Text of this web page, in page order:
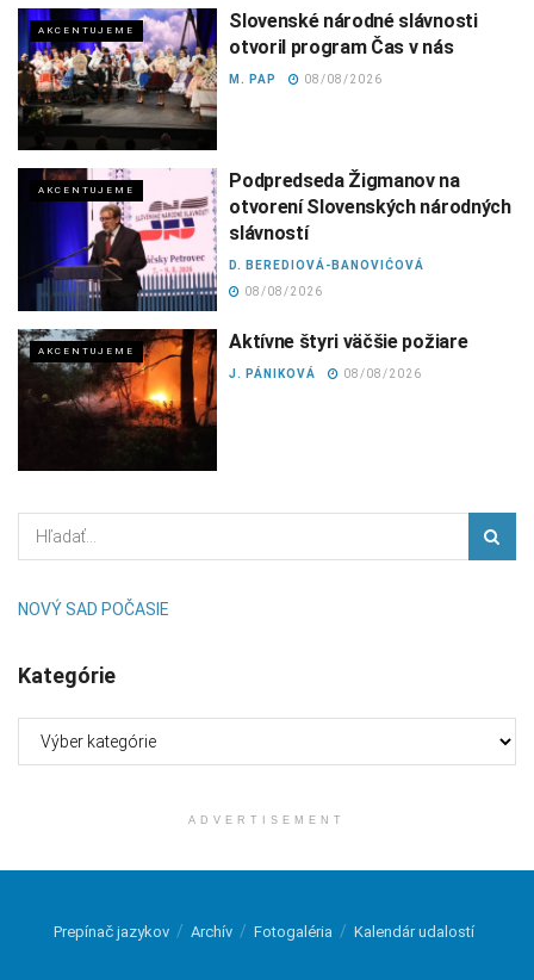
AKCENTUJEME
Slovenské národné slávnosti
otvoril program Čas v nás
M. PAP 08/08/2026
AKCENTUJEME
Podpredseda Žigmanov na
otvorení Slovenských národných
slávností
D. BEREDIOVÁ-BANOVIĆOVÁ
08/08/2026
AKCENTUJEME Aktívne štyri väčšie požiare
J. PÁNIKOVÁ 08/08/2026
NOVÝ SAD POČASIE
Kategórie
ADVERTISEMENT
Prepínač jazykov Archív Fotogaléria Kalendár udalostí